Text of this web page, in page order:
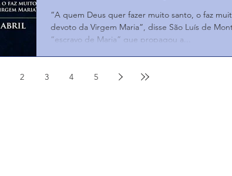
“escravo de Maria”
“A quem Deus quer fazer muito santo, o faz
devoto da Virgem Maria”, disse São Luís de
“escravo de Maria” que propagou a...
2 3 4 5